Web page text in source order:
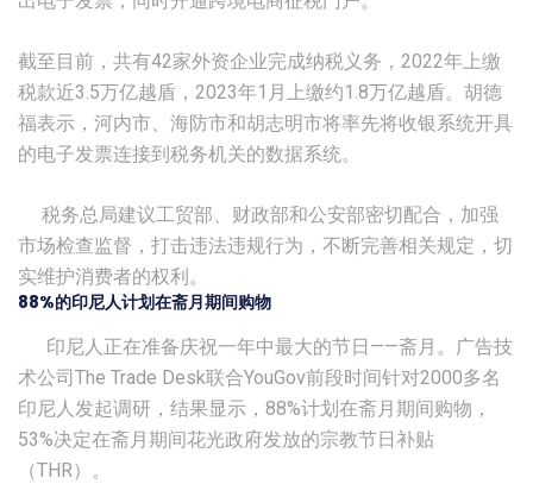
截至目前，共有42家外资企业完成纳税义务，2022年上缴
税款近3.5万亿越盾，2023年1月上缴约1.8万亿越盾。胡德
福表示，河内市、海防市和胡志明市将率先将收银系统开具
的电子发票连接到税务机关的数据系统。
税务总局建议工贸部、财政部和公安部密切配合，加强
市场检查监督，打击违法违规行为，不断完善相关规定，切
实维护消费者的权利。
88%的印尼人计划在斋月期间购物
印尼人正在准备庆祝一年中最大的节日——斋月。广告技
术公司The Trade Desk联合YouGov前段时间针对2000多名
印尼人发起调研，结果显示，88%计划在斋月期间购物，
53%决定在斋月期间花光政府发放的宗教节日补贴
（THR）。